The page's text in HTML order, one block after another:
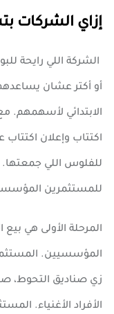
إزاي الشركات
الشركة اللي رايحة
أو أكتر عشان
الابتدائي لأسهمهم.
للفلوس اللي جمعتها.
للمستثمرين
المرحلة الأولى هي
المؤسسيين.
زي صناديق التحوط،
الأفراد الأغنياء.